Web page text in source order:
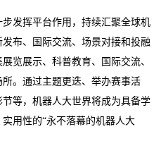
发挥平台作用，持续汇聚全球机
布、国际交流、场景对接和投融
览展示、科普教育、国际交流、
。通过主题更迭、举办赛事活
等，机器人大世界将成为具备学
用性的“永不落幕的机器人大